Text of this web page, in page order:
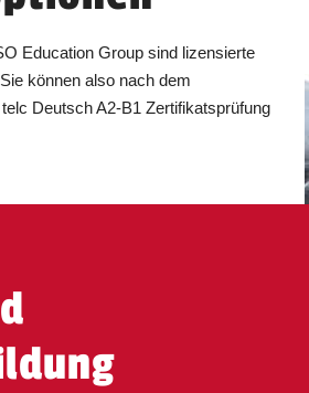
Education Group sind lizensierte
können also nach dem
Deutsch A2-B1 Zertifikatsprüfung